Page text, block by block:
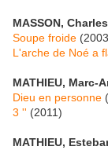
MASSON, Charles
Soupe froide
L'arche de Noé a
MATHIEU, Marc-
Dieu en personne
3 '' (2011)
MATHIEU,